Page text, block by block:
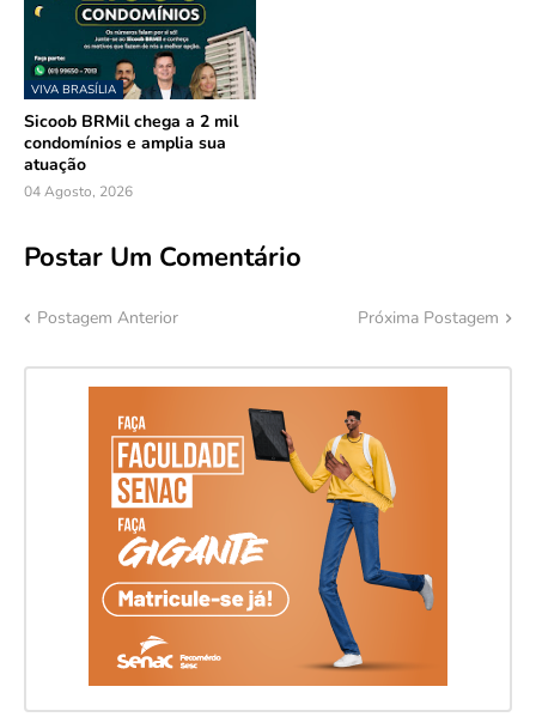
VIVA BRASÍLIA
Sicoob BRMil chega a 2 mil
condomínios e amplia sua
atuação
04 Agosto, 2026
Postar Um Comentário
Postagem Anterior Próxima Postagem